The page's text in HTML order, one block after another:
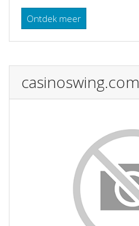
Ontdek meer
casinoswing.com